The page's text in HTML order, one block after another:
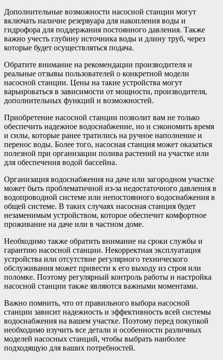
Дополнительные возможности насосной станции могут
включать наличие резервуара для накопления воды и
гидрофора для поддержания постоянного давления. Также
важно учесть глубину источника воды и длину труб, через
которые будет осуществляться подача.
Обратите внимание на рекомендации производителя и
реальные отзывы пользователей о конкретной модели
насосной станции. Цены на такие устройства могут
варьироваться в зависимости от мощности, производителя,
дополнительных функций и возможностей.
Приобретение насосной станции позволит вам не только
обеспечить надежное водоснабжение, но и сэкономить время
и силы, которые ранее тратились на ручное наполнение и
перенос воды. Более того, насосная станция может оказаться
полезной при организации полива растений на участке или
для обеспечения водой бассейна.
Организация водоснабжения на даче или загородном участке
может быть проблематичной из-за недостаточного давления в
водопроводной системе или непостоянного водоснабжения в
общей системе. В таких случаях насосная станция будет
незаменимым устройством, которое обеспечит комфортное
проживание на даче или в частном доме.
Необходимо также обратить внимание на сроки службы и
гарантию насосной станции. Некорректная эксплуатация
устройства или отсутствие регулярного технического
обслуживания может привести к его выходу из строя или
поломке. Поэтому регулярный контроль работы и настройка
насосной станции также являются важными моментами.
Важно помнить, что от правильного выбора насосной
станции зависит надежность и эффективность всей системы
водоснабжения на вашем участке. Поэтому перед покупкой
необходимо изучить все детали и особенности различных
моделей насосных станций, чтобы выбрать наиболее
подходящую для ваших потребностей.